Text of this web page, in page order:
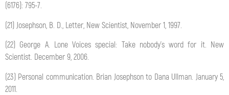
(6176): 795-7.
(21) Josephson, B. D., Letter, New Scientist, November 1, 1997.
(22) George A. Lone Voices special: Take nobody’s word for it. New
Scientist. December 9, 2006.
(23) Personal communication. Brian Josephson to Dana Ullman. January 5,
2011.